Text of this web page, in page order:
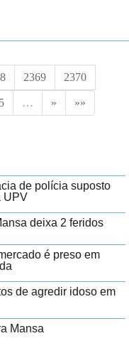
2369 2370
… » »»
de polícia suposto
UPV
deixa 2 feridos
é preso em
de agredir idoso em
Mansa